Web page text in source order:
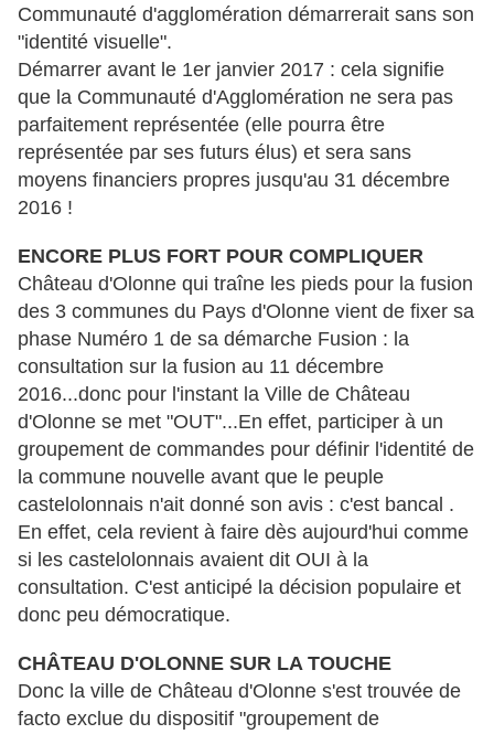
Communauté d'agglomération démarrerait sans son
"identité visuelle".
Démarrer avant le 1er janvier 2017 : cela signifie
que la Communauté d'Agglomération ne sera pas
parfaitement représentée (elle pourra être
représentée par ses futurs élus) et sera sans
moyens financiers propres jusqu'au 31 décembre
2016 !
ENCORE PLUS FORT POUR COMPLIQUER
Château d'Olonne qui traîne les pieds pour la fusion
des 3 communes du Pays d'Olonne vient de fixer sa
phase Numéro 1 de sa démarche Fusion : la
consultation sur la fusion au 11 décembre
2016...donc pour l'instant la Ville de Château
d'Olonne se met "OUT"...En effet, participer à un
groupement de commandes pour définir l'identité de
la commune nouvelle avant que le peuple
castelolonnais n'ait donné son avis : c'est bancal .
En effet, cela revient à faire dès aujourd'hui comme
si les castelolonnais avaient dit OUI à la
consultation. C'est anticipé la décision populaire et
donc peu démocratique.
CHÂTEAU D'OLONNE SUR LA TOUCHE
Donc la ville de Château d'Olonne s'est trouvée de
facto exclue du dispositif "groupement de